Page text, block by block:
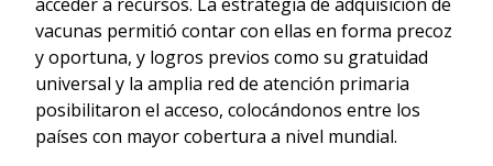
vacunas permitió contar con ellas en forma precoz
y oportuna, y logros previos como su gratuidad
universal y la amplia red de atención primaria
posibilitaron el acceso, colocándonos entre los
países con mayor cobertura a nivel mundial.